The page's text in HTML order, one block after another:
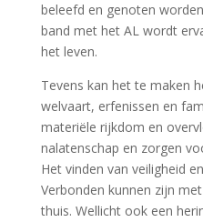
beleefd en genoten
band met het AL wordt
het leven.
Tevens kan het te maken
welvaart, erfenissen en
materiële rijkdom en
nalatenschap en zorgen
Het vinden van veiligheid
Verbonden kunnen zijn
thuis. Wellicht ook een